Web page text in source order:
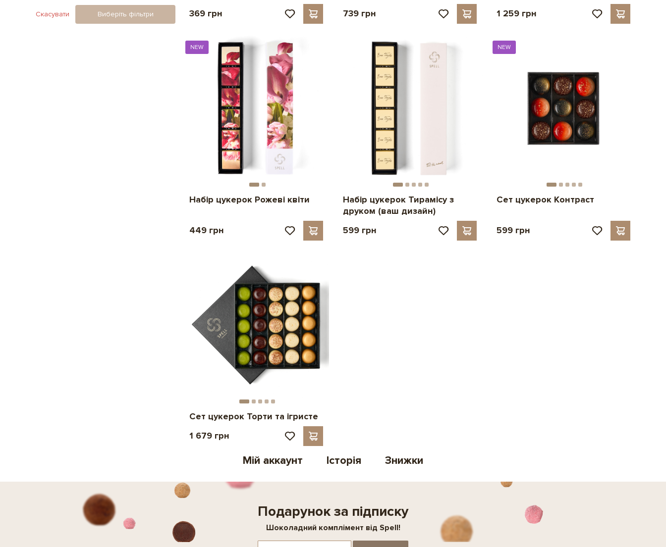
Скасувати Виберіть фільтри
369 грн
739 грн 1 259 грн
NEW
Набір цукерок Рожеві квіти
449 грн
Набір цукерок Тирамісу з
друком (ваш дизайн)
599 грн
NEW
Сет цукерок Контраст
599 грн
Сет цукерок Торти та ігристе
1 679 грн
Мій аккаунт Історія Знижки
Подарунок за підписку
Шоколадний комплімент від Spell!